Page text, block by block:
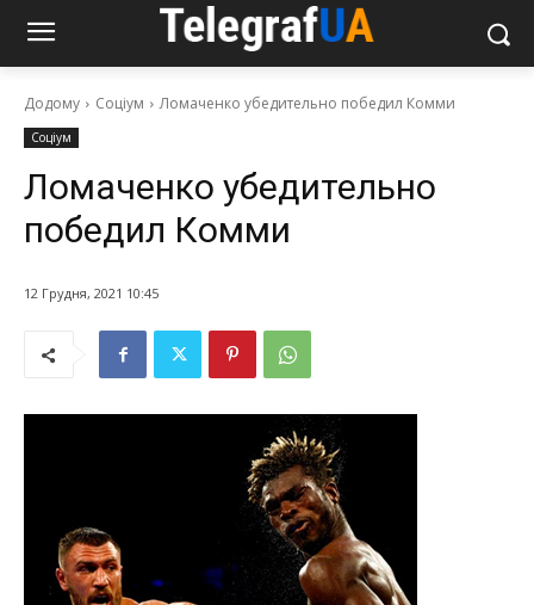
Додому Соціум Ломаченко убедительно победил Комми
Соціум
Ломаченко убедительно
победил Комми
12 Грудня, 2021 10:45